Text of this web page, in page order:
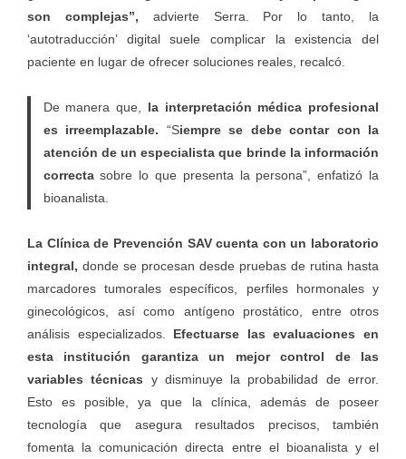
son complejas”, advierte Serra. Por lo tanto, la
‘autotraducción’ digital suele complicar la existencia del
paciente en lugar de ofrecer soluciones reales, recalcó.
De manera que, la interpretación médica profesional
es irreemplazable. “Siempre se debe contar con la
atención de un especialista que brinde la información
correctasobre lo que presenta la persona”, enfatizó la
bioanalista.
La Clínica de Prevención SAV cuenta con un laboratorio
integral, donde se procesan desde pruebas de rutina hasta
marcadores tumorales específicos, perfiles hormonales y
ginecológicos, así como antígeno prostático, entre otros
análisis especializados. Efectuarse las evaluaciones en
esta institución garantiza un mejor control de las
variables técnicas y disminuye la probabilidad de error.
Esto es posible, ya que la clínica, además de poseer
tecnología que asegura resultados precisos, también
fomenta la comunicación directa entre el bioanalista y el